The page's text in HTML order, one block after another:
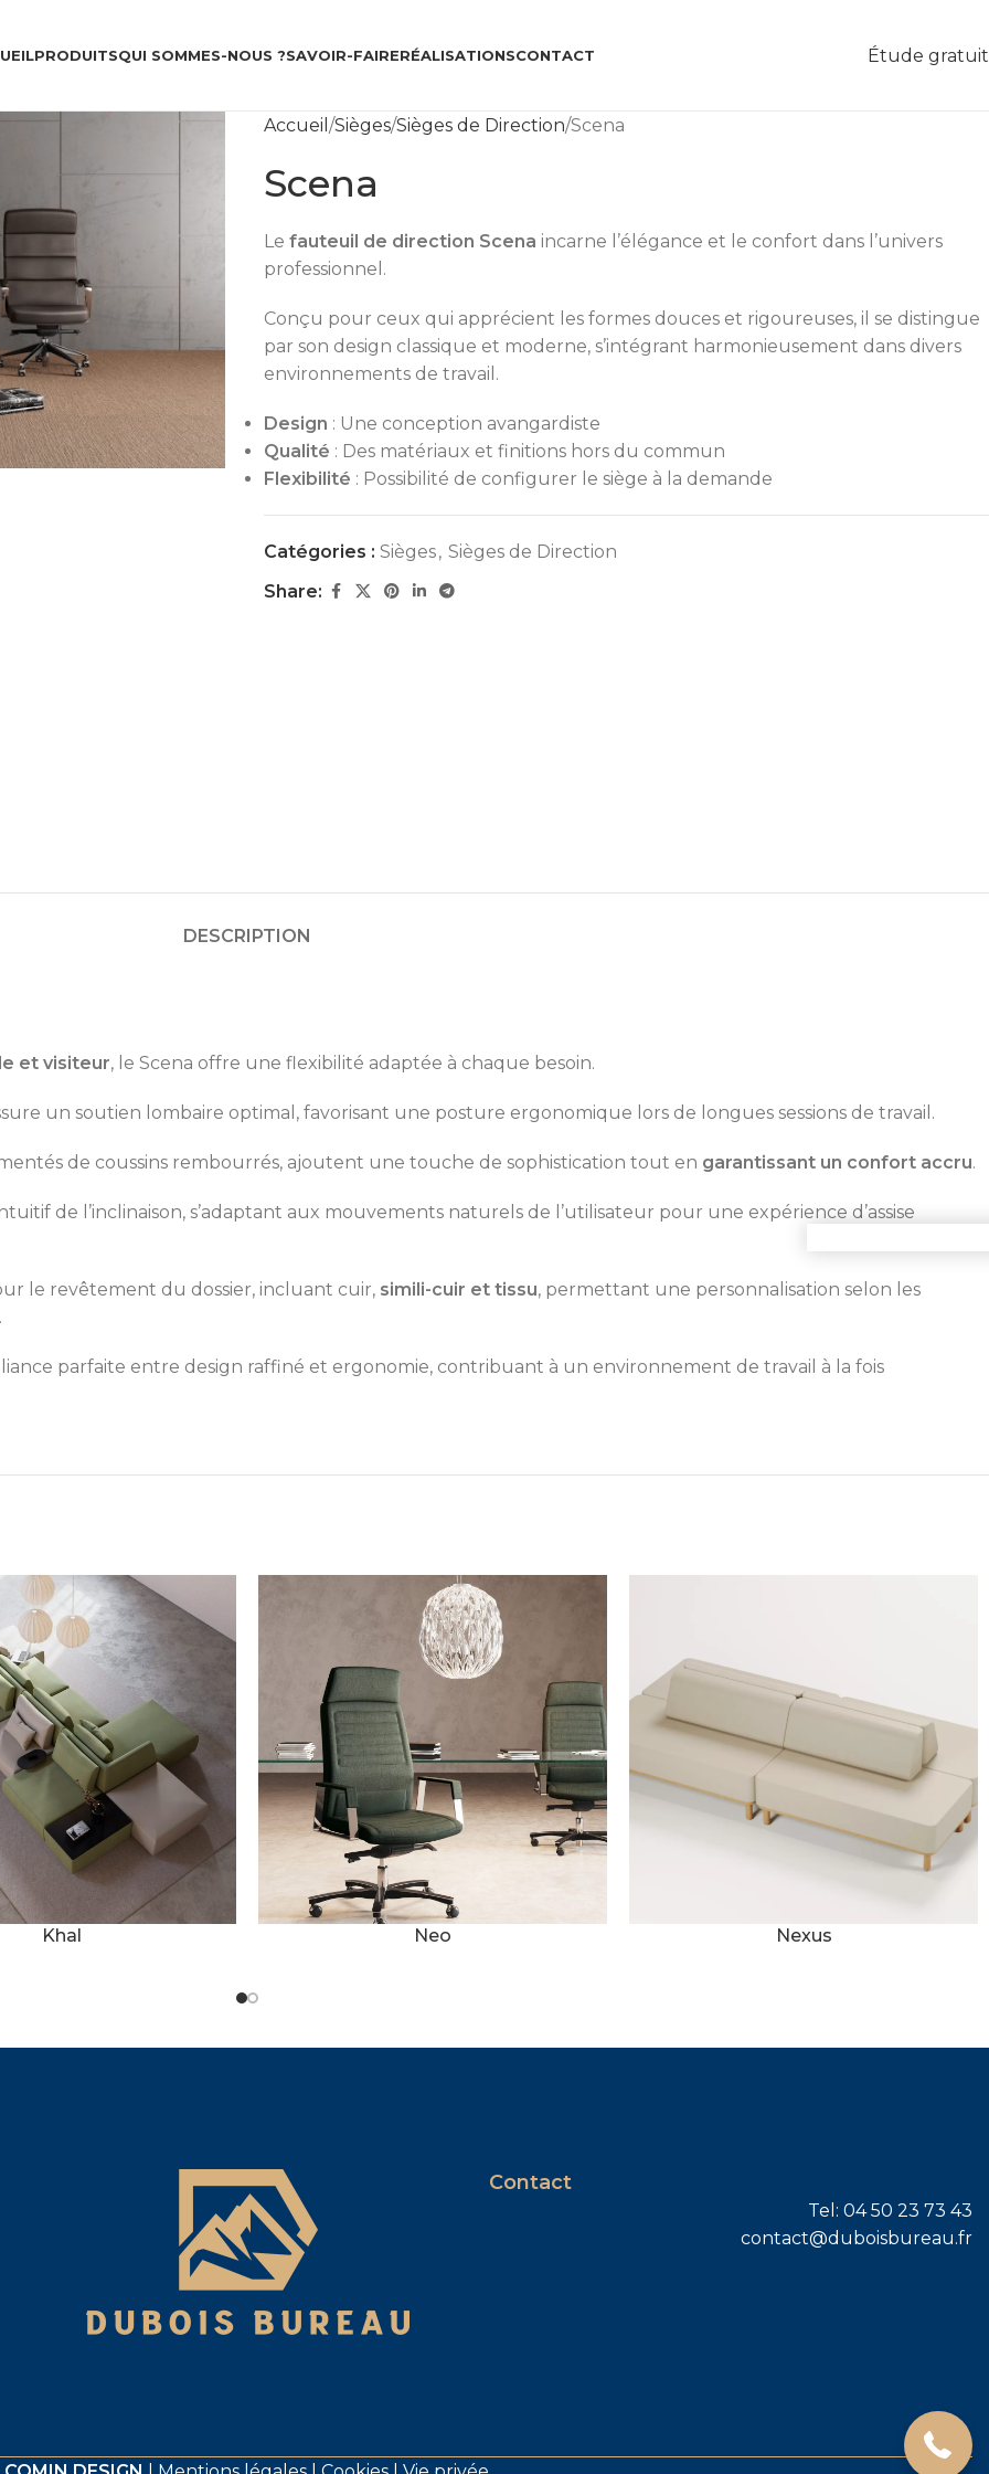
PRODUITSQUI SOMMES-NOUS ?SAVOIR-FAIRERÉALISATIONSCONTACT Étude
Accueil Sièges Sièges de Direction Scena
Scena
Le fauteuil de direction Scena incarne l’élégance et le confort dans l’univers
professionnel.
Conçu pour ceux qui apprécient les formes douces et rigoureuses, il se distingue
par son design classique et moderne, s’intégrant harmonieusement dans divers
environnements de travail.
Design : Une conception avangardiste
Qualité : Des matériaux et finitions hors du commun
Flexibilité : Possibilité de configurer le siège à la demande
Catégories : Sièges, Sièges de Direction
Share:
DESCRIPTION
et visiteur, le Scena offre une flexibilité adaptée à chaque besoin.
un soutien lombaire optimal, favorisant une posture ergonomique lors de longues sessions de travail.
de coussins rembourrés, ajoutent une touche de sophistication tout en garantissant un confort accru.
de l’inclinaison, s’adaptant aux mouvements naturels de l’utilisateur pour une expérience d’assise
le revêtement du dossier, incluant cuir, simili-cuir et tissu, permettant une personnalisation selon les
parfaite entre design raffiné et ergonomie, contribuant à un environnement de travail à la fois
Khal Neo Nexus
Contact
Tel: 04 50 23 73 43
contact@duboisbureau.fr